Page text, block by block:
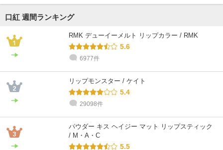
口紅 週間ランキング
RMK デューイーメルト リップカラー / RMK
5.6
6977件
リップモンスター / ケイト
5.4
29098件
パウダー キス ヘイジー マット リップスティック
/ M・A・C
5.5